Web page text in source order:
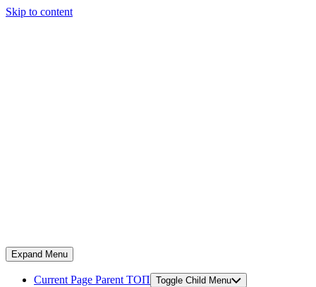
Skip to content
Expand Menu
Current Page Parent ТОП Toggle Child Menu